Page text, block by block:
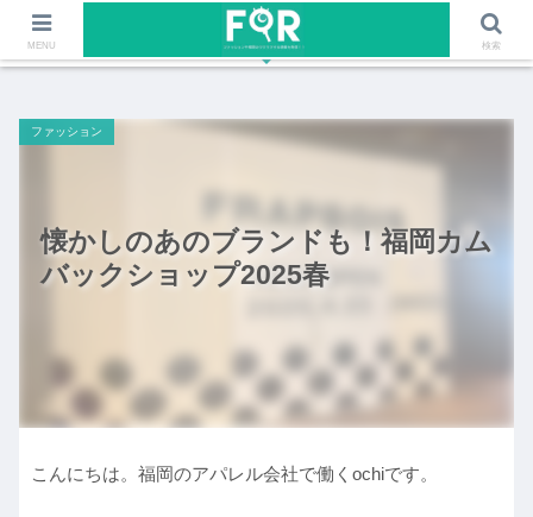
ファッションや福岡のワクワクする情報を発信！！
懐かしのあのブランドも！福岡カム
バックショップ2025春
ファッション
こんにちは。福岡のアパレル会社で働くochiです。
MENU 検索